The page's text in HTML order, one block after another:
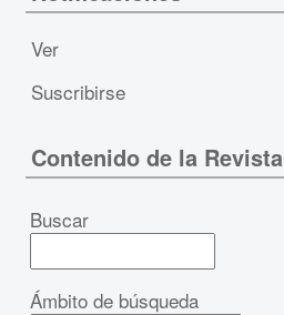
Ver
Suscribirse
Contenido de la Revista
Buscar
Ámbito de búsqueda